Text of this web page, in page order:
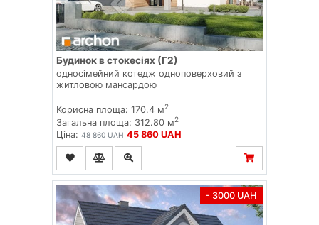
Будинок в стокесіях (Г2)
односімейний котедж одноповерховий з
житловою мансардою
Корисна площа: 170.4 м2
Загальна площа: 312.80 м2
Ціна: 48 860 UAH 45 860 UAH
- 3000 UAH